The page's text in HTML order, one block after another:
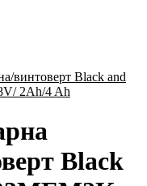
винтоверт Black and
2Ah/4 Ah
Black